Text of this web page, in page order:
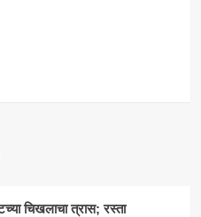
चिखलाचा त्रास; रस्ता